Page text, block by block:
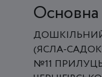
Основна
(ЯСЛА-
№11